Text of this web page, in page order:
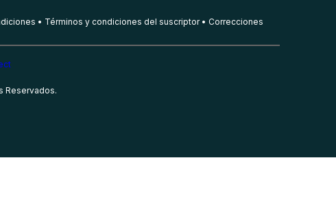
Términos y condiciones del suscriptor Correcciones
Reservados.